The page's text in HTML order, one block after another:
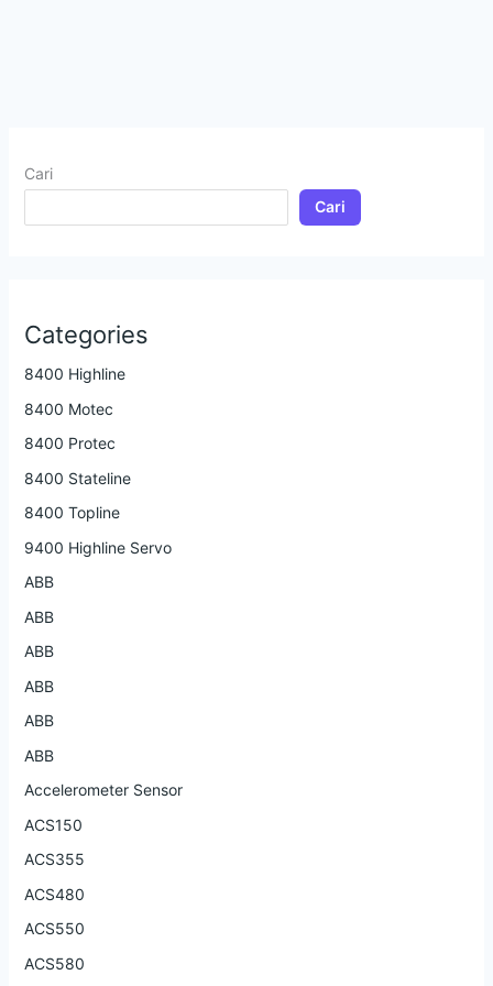
Cari
Cari
Categories
8400 Highline
8400 Motec
8400 Protec
8400 Stateline
8400 Topline
9400 Highline Servo
ABB
ABB
ABB
ABB
ABB
ABB
Accelerometer Sensor
ACS150
ACS355
ACS480
ACS550
ACS580